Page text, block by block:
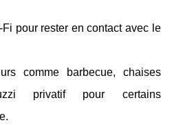
pour rester en contact avec le
comme barbecue, chaises
privatif pour certains